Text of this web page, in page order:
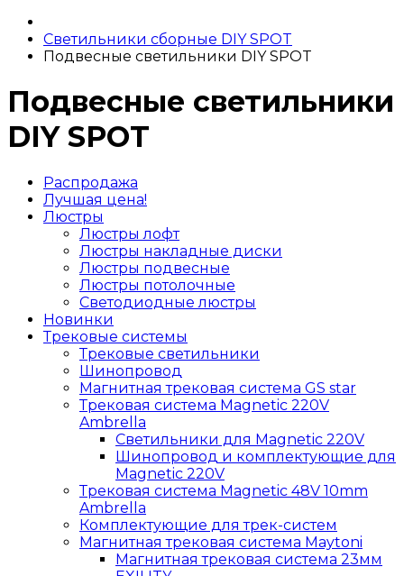
Светильники сборные DIY SPOT
Подвесные светильники DIY SPOT
Подвесные светильники
DIY SPOT
Распродажа
Лучшая цена!
Люстры
Люстры лофт
Люстры накладные диски
Люстры подвесные
Люстры потолочные
Светодиодные люстры
Новинки
Трековые системы
Трековые светильники
Шинопровод
Магнитная трековая система GS star
Трековая система Magnetic 220V
Ambrella
Светильники для Magnetic 220V
Шинопровод и комплектующие для
Magnetic 220V
Трековая система Magnetic 48V 10mm
Ambrella
Комплектующие для трек-систем
Магнитная трековая система Maytoni
Магнитная трековая система 23мм